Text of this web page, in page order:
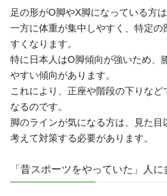
足の形がO脚やX脚になっている方
一方に体重が集中しやすく、特定
すくなります。
特に日本人はO脚傾向が強いため、
やすい傾向があります。
これにより、正座や階段の下りなど
なるのです。
脚のラインが気になる方は、見た目
考えて対策する必要があります。
「昔スポーツをやっていた」人